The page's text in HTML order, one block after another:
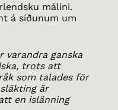
málini.
á síðunum um
varandra ganska
trots att
som talades för
är
en islänning